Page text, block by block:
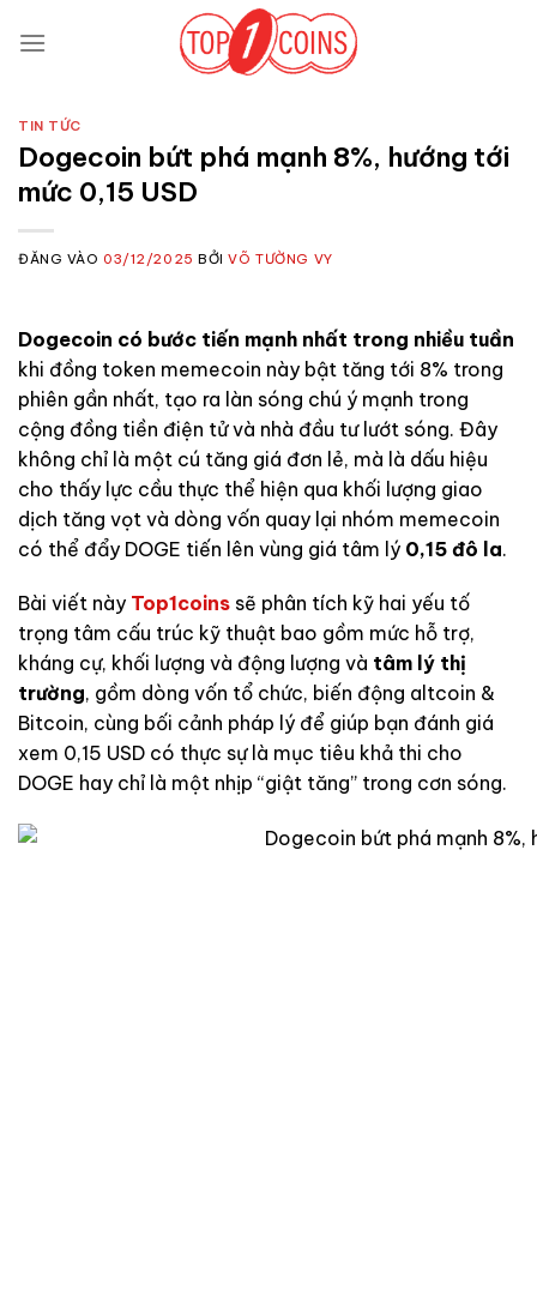
qua
TIN TỨC
Dogecoin bứt phá mạnh 8%, hướng tới
mức 0,15 USD
ĐĂNG VÀO 03/12/2025 BỞIVÕ TƯỜNG VY
Dogecoin có bước tiến mạnh nhất trong nhiều tuần
khi đồng token memecoin này bật tăng tới 8% trong
phiên gần nhất, tạo ra làn sóng chú ý mạnh trong
cộng đồng tiền điện tử và nhà đầu tư lướt sóng. Đây
không chỉ là một cú tăng giá đơn lẻ, mà là dấu hiệu
cho thấy lực cầu thực thể hiện qua khối lượng giao
dịch tăng vọt và dòng vốn quay lại nhóm memecoin
có thể đẩy DOGE tiến lên vùng giá tâm lý 0,15 đô la.
Bài viết này Top1coins sẽ phân tích kỹ hai yếu tố
trọng tâm cấu trúc kỹ thuật bao gồm mức hỗ trợ,
kháng cự, khối lượng và động lượng và tâm lý thị
trường, gồm dòng vốn tổ chức, biến động altcoin &
Bitcoin, cùng bối cảnh pháp lý để giúp bạn đánh giá
xem 0,15 USD có thực sự là mục tiêu khả thi cho
DOGE hay chỉ là một nhịp “giật tăng” trong cơn sóng.